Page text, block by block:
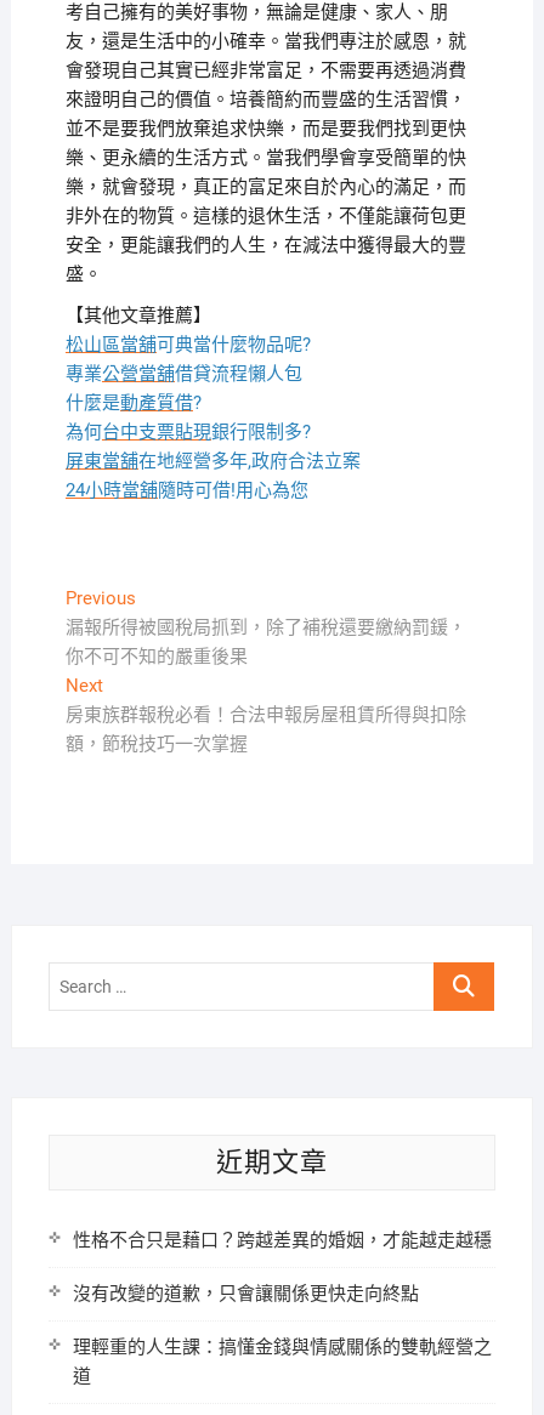
考自己擁有的美好事物，無論是健康、家人、朋
友，還是生活中的小確幸。當我們專注於感恩，就
會發現自己其實已經非常富足，不需要再透過消費
來證明自己的價值。培養簡約而豐盛的生活習慣，
並不是要我們放棄追求快樂，而是要我們找到更快
樂、更永續的生活方式。當我們學會享受簡單的快
樂，就會發現，真正的富足來自於內心的滿足，而
非外在的物質。這樣的退休生活，不僅能讓荷包更
安全，更能讓我們的人生，在減法中獲得最大的豐
盛。
【其他文章推薦】
松山區當舖可典當什麼物品呢?
專業公營當舖借貸流程懶人包
什麼是動產質借?
為何台中支票貼現銀行限制多?
屏東當舖在地經營多年,政府合法立案
24小時當舖隨時可借!用心為您
文
章
導
覽
PreviousPrevious
post:
漏報所得被國稅局抓到，除了補稅還要繳納罰鍰，
你不可不知的嚴重後果
NextNext
post:
房東族群報稅必看！合法申報房屋租賃所得與扣除
額，節稅技巧一次掌握
Search
近期文章
性格不合只是藉口？跨越差異的婚姻，才能越走越穩
沒有改變的道歉，只會讓關係更快走向終點
理輕重的人生課：搞懂金錢與情感關係的雙軌經營之
道